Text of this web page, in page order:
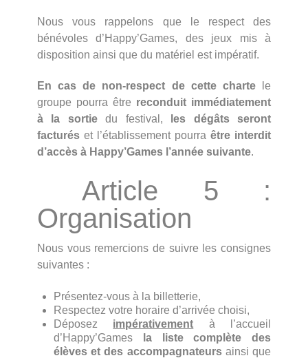
Nous vous rappelons que le respect des
bénévoles d’Happy’Games, des jeux mis à
disposition ainsi que du matériel est impératif.
En cas de non-respect de cette chartele
groupe pourra être reconduit immédiatement
à la sortiedu festival,
les dégâts seront
facturés et l’établissement pourra être interdit
d’accès à Happy’Games l’année suivante.
Article 5 :
Organisation
Nous vous remercions de suivre les consignes
suivantes :
Présentez-vous à la billetterie,
Respectez votre horaire d’arrivée choisi,
Déposez impérativement à l’accueil
d’Happy’Games
la liste complète des
élèves et des accompagnateursainsi que